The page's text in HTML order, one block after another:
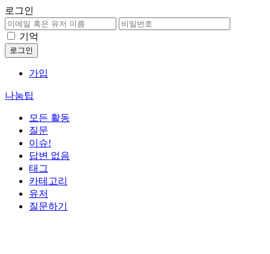
로그인
기억
가입
나눔팁
모든 활동
질문
이슈!
답변 없음
태그
카테고리
유저
질문하기